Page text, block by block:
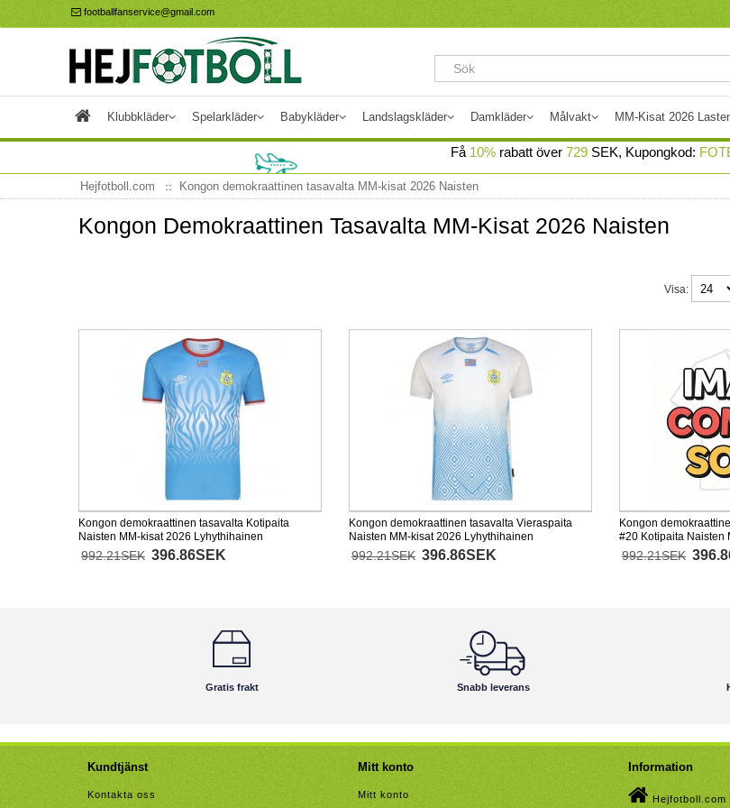
footballfanservice@gmail.com
Klubbkläder Spelarkläder Babykläder Landslagskläder Damkläder Målvakt MM-Kisat 2026
Få 10% rabatt över 729 SEK, Kupongkod:
Hejfotboll.com Kongon demokraattinen tasavalta MM-kisat 2026 Naisten
Kongon Demokraattinen Tasavalta MM-Kisat 2026 Naisten
Visa:
Kongon demokraattinen tasavalta Kotipaita
Naisten MM-kisat 2026 Lyhythihainen
992.21SEK 396.86SEK
Kongon demokraattinen tasavalta Vieraspaita
Naisten MM-kisat 2026 Lyhythihainen
992.21SEK 396.86SEK
Kongon
#20 Kotipaita Naisten
Lyhythihainen
992.21SEK
Gratis frakt Snabb leverans
Kundtjänst
Kontakta oss
Mitt konto
Mitt konto
Information
Hejfotboll.com